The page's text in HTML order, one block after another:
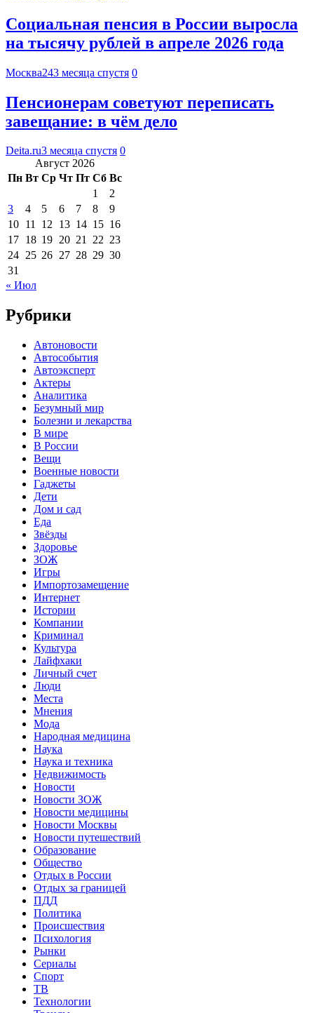
Социальная пенсия в России выросла
на тысячу рублей в апреле 2026 года
Москва243 месяца спустя 0
Пенсионерам советуют переписать
завещание: в чём дело
Deita.ru3 месяца спустя 0
Август 2026
Пн Вт Ср Чт Пт Сб Вс
1
2
3
4 5 6 7 8
9
10 11 12 13 14 15 16
17 18 19 20 21 22 23
24 25 26 27 28 29 30
31
« Июл
Рубрики
Автоновости
Автособытия
Автоэксперт
Актеры
Аналитика
Безумный мир
Болезни и лекарства
В мире
В России
Вещи
Военные новости
Гаджеты
Дети
Дом и сад
Еда
Звёзды
Здоровье
ЗОЖ
Игры
Импортозамещение
Интернет
Истории
Компании
Криминал
Культура
Лайфхаки
Личный счет
Люди
Места
Мнения
Мода
Народная медицина
Наука
Наука и техника
Недвижимость
Новости
Новости ЗОЖ
Новости медицины
Новости Москвы
Новости путешествий
Образование
Общество
Отдых в России
Отдых за границей
ПДД
Политика
Происшествия
Психология
Рынки
Сериалы
Спорт
ТВ
Технологии